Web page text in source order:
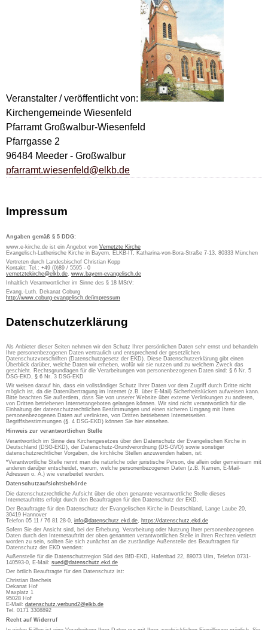
Veranstalter / veröffentlicht von:
Kirchengemeinde Wiesenfeld
Pfarramt Großwalbur-Wiesenfeld
Pfarrgasse 2
96484 Meeder - Großwalbur
pfarramt.wiesenfeld@elkb.de
Impressum
Angaben gemäß § 5 DDG:
www.e-kirche.de ist ein Angebot von Vernetzte Kirche
Evangelisch-Lutherische Kirche in Bayern, ELKB-IT, Katharina-von-Bora-Straße 7-13, 80333 München
Vertreten durch Landesbischof Christian Kopp
Kontakt: Tel.: +49 (0)89 / 5595 - 0
vernetztekirche@elkb.de, www.bayern-evangelisch.de
Inhaltlich Verantwortlicher im Sinne des § 18 MStV:
Evang.-Luth. Dekanat Coburg
http://www.coburg-evangelisch.de/impressum
Datenschutzerklärung
Als Anbieter dieser Seiten nehmen wir den Schutz Ihrer persönlichen Daten sehr ernst und behandeln
Ihre personenbezogenen Daten vertraulich und entsprechend der gesetzlichen
Datenschutzvorschriften (Datenschutzgesetz der EKD). Diese Datenschutzerklärung gibt einen
Überblick darüber, welche Daten wir erheben, wofür wir sie nutzen und zu welchem Zweck das
geschieht. Rechtsgrundlagen für die Verarbeitungen von personenbezogenen Daten sind: § 6 Nr. 5
DSG-EKD, § 6 Nr. 3 DSG-EKD
Wir weisen darauf hin, dass ein vollständiger Schutz Ihrer Daten vor dem Zugriff durch Dritte nicht
möglich ist, da die Datenübertragung im Internet (z.B. über E-Mail) Sicherheitslücken aufweisen kann.
Bitte beachten Sie außerdem, dass Sie von unserer Website über externe Verlinkungen zu anderen,
von Dritten betriebenen Internetangeboten gelangen können. Wir sind nicht verantwortlich für die
Einhaltung der datenschutzrechtlichen Bestimmungen und einen sicheren Umgang mit Ihren
personenbezogenen Daten auf verlinkten, von Dritten betriebenen Internetseiten.
Begriffsbestimmungen (§. 4 DSG-EKD) können Sie hier einsehen.
Hinweis zur verantwortlichen Stelle
Verantwortlich im Sinne des Kirchengesetzes über den Datenschutz der Evangelischen Kirche in
Deutschland (DSG-EKD), der Datenschutz-Grundverordnung (DS-GVO) sowie sonstiger
datenschutzrechtlicher Vorgaben, die kirchliche Stellen anzuwenden haben, ist:
*Verantwortliche Stelle nennt man die natürliche oder juristische Person, die allein oder gemeinsam mit
anderen darüber entscheidet, warum, welche personenbezogenen Daten (z.B. Namen, E-Mail-
Adressen o. Ä.) wie verarbeitet werden.
Datenschutzaufsichtsbehörde
Die datenschutzrechtliche Aufsicht über die oben genannte verantwortliche Stelle dieses
Internetauftritts erfolgt durch den Beauftragten für den Datenschutz der EKD.
Der Beauftragte für den Datenschutz der Evangelischen Kirche in Deutschland, Lange Laube 20,
30419 Hannover
Telefon 05 11 / 76 81 28-0, info@datenschutz.ekd.de, https://datenschutz.ekd.de
Sofern Sie der Ansicht sind, bei der Erhebung, Verarbeitung oder Nutzung Ihrer personenbezogenen
Daten durch den Internetauftritt der oben genannten verantwortlichen Stelle in ihren Rechten verletzt
worden zu sein, sollten Sie sich zunächst an die zuständige Außenstelle des Beauftragten für
Datenschutz der EKD wenden:
Außenstelle für die Datenschutzregion Süd des BfD-EKD, Hafenbad 22, 89073 Ulm, Telefon 0731-
140593-0, E-Mail: sued@datenschutz.ekd.de
Der örtlich Beauftragte für den Datenschutz ist:
Christian Brecheis
Dekanat Hof
Maxplatz 1
95028 Hof
E-Mail: datenschutz.verbund2@elkb.de
Tel. 0171 3308892
Recht auf Widerruf